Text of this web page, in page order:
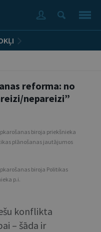
reforma: no
nepareizi”
biroja priekšnieka
plānošanas jautājumos
biroja Politikas
p.i.
konflikta
– šāda ir